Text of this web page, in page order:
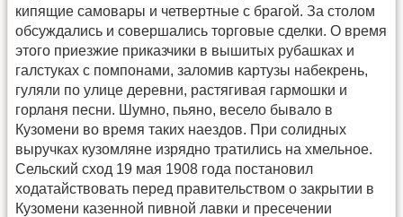
кипящие самовары и четвертные с брагой. За столом
обсуждались и совершались торговые сделки. О время
этого приезжие приказчики в вышитых рубашках и
галстуках с помпонами, заломив картузы набекрень,
гуляли по улице деревни, растягивая гармошки и
горланя песни. Шумно, пьяно, весело бывало в
Кузомени во время таких наездов. При солидных
выручках кузомляне изрядно тратились на хмельное.
Сельский сход 19 мая 1908 года постановил
ходатайствовать перед правительством о закрытии в
Кузомени казенной пивной лавки и пресечении